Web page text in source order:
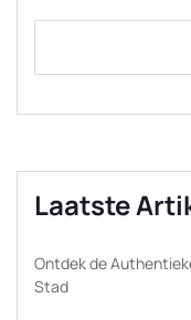
Laatste
Ontdek de
Stad